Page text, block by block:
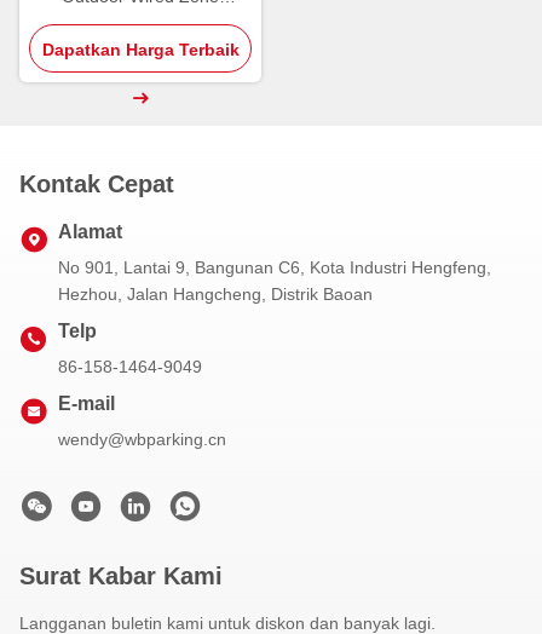
Controller PGS RS485 Luar
ruangan
Dapatkan Harga Terbaik
Kontak Cepat
Alamat
No 901, Lantai 9, Bangunan C6, Kota Industri Hengfeng,
Hezhou, Jalan Hangcheng, Distrik Baoan
Telp
86-158-1464-9049
E-mail
wendy@wbparking.cn
Surat Kabar Kami
Langganan buletin kami untuk diskon dan banyak lagi.